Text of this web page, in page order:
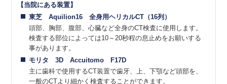
【当院にある装置】
東芝 Aquilion16 全身用ヘリカルCT（16列）
頭部、胸部、腹部、心臓など全身のCT検査に使用します。
検査する部位によっては10～20秒程の息止めをお願いする
事があります。
モリタ 3D Accuitomo F17D
主に歯科で使用するCT装置で歯牙、上、下顎など頭部を、
一般のCTより細かく検査することができます。